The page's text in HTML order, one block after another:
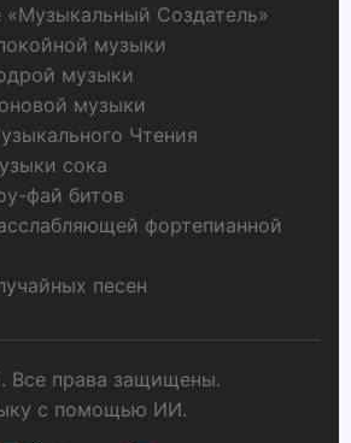
Создатель»
музыки
музыки
музыки
Чтения
сока
фай битов
фортепианной
песен
Все права защищены.
с помощью ИИ.